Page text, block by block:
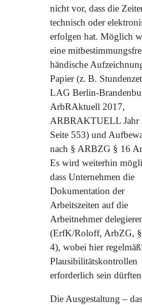
nicht vor, dass die
technisch oder
erfolgen hat. Möglich
eine
händische
Papier (z. B.
LAG Berlin-
ArbRAktuell 2017,
ARBRAKTUELL Jahr
Seite 553) und
nach § ARBZG § 16
Es wird weiterhin
dass Unternehmen die
Dokumentation der
Arbeitszeiten auf die
Arbeitnehmer
(ErfK/Roloff, ArbZG,
4), wobei hier
Plausibilitätskontrollen
erforderlich sein
Die Ausgestaltung –